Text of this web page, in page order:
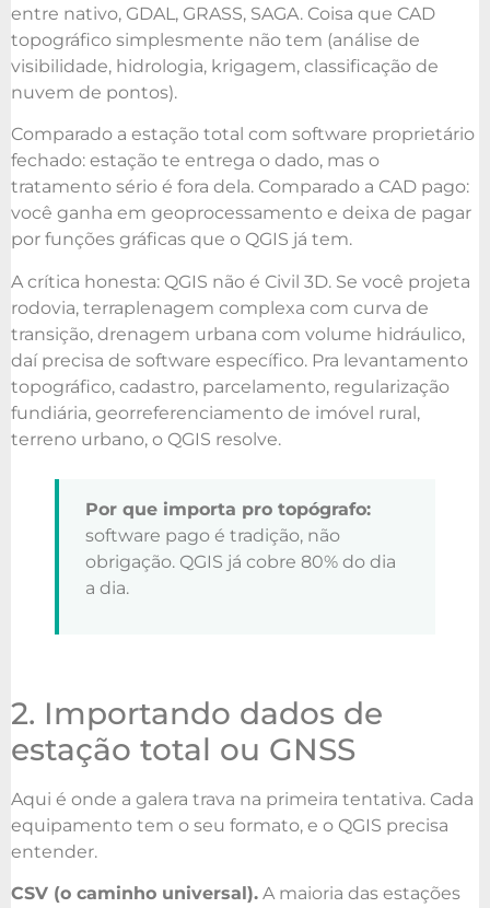
entre nativo, GDAL, GRASS, SAGA. Coisa que CAD
topográfico simplesmente não tem (análise de
visibilidade, hidrologia, krigagem, classificação de
nuvem de pontos).
Comparado a estação total com software proprietário
fechado: estação te entrega o dado, mas o
tratamento sério é fora dela. Comparado a CAD pago:
você ganha em geoprocessamento e deixa de pagar
por funções gráficas que o QGIS já tem.
A crítica honesta: QGIS não é Civil 3D. Se você projeta
rodovia, terraplenagem complexa com curva de
transição, drenagem urbana com volume hidráulico,
daí precisa de software específico. Pra levantamento
topográfico, cadastro, parcelamento, regularização
fundiária, georreferenciamento de imóvel rural,
terreno urbano, o QGIS resolve.
Por que importa pro topógrafo:
software pago é tradição, não
obrigação. QGIS já cobre 80% do dia
a dia.
2. Importando dados de
estação total ou GNSS
Aqui é onde a galera trava na primeira tentativa. Cada
equipamento tem o seu formato, e o QGIS precisa
entender.
CSV (o caminho universal). A maioria das estações